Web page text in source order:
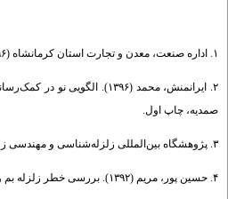
۱. اداره صنعت، معدن و تجارت استان کرمانشاه (۱۳۹۶). «گزارش خسارات وارده به واحدهای تولیدی شهر سرپل ذهاب و روستاهای اطراف آن».
۲. ایرانمنش، محمد (۱۳۹۶).
صمدیه، چاپ اول.
۳. پژوهشگاه بین‌المللی زلزله‌شناسی و مهندسی زلزله (۱۳۹۶). «گزارش زمین‌لرزه ۲۱ آبان ۱۳۹۶ سرپل ذهاب استان کرمانشاه»، چاپ پنجم.
۴. حسین پور، مریم (۱۳۹۲). بررسی خطر زلزله بم و روند بازسازی شهر پس از زلزله ۱۳۸۲. پایان‌نامه کارشناسی ارشد جغرافیا و برنامه‌ریزی محیطی (مخاطرات محیطی)، دانشگاه سیستان و بلوچستان.